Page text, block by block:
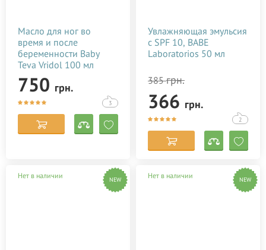
Масло для ног во
время и после
беременности Baby
Teva Vridol 100 мл
750 грн.
3
Увлажняющая эмульсия
c SPF 10, BABE
Laboratorios 50 мл
385грн.
366 грн.
2
Нет в наличии NEW Нет в наличии NEW